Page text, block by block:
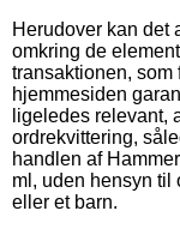
Herudover kan det
omkring de
transaktionen, som
hjemmesiden
ligeledes relevant,
ordrekvittering,
handlen af
ml, uden hensyn til
eller et barn.